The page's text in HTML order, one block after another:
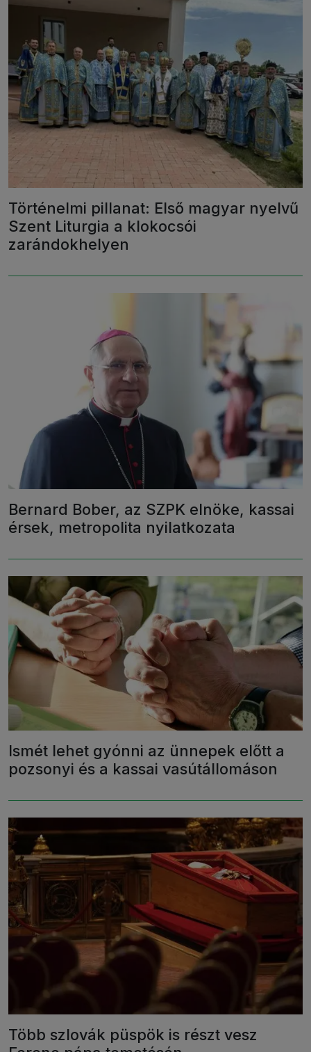
Történelmi pillanat: Első magyar nyelvű
Szent Liturgia a klokocsói
zarándokhelyen
Bernard Bober, az SZPK elnöke, kassai
érsek, metropolita nyilatkozata
Ismét lehet gyónni az ünnepek előtt a
pozsonyi és a kassai vasútállomáson
Több szlovák püspök is részt vesz